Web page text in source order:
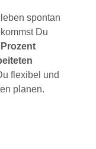
spontan
Du
flexibel und
planen.